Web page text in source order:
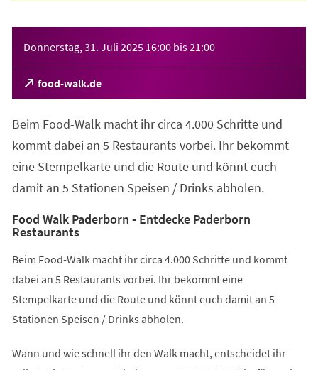
Donnerstag, 31. Juli 2025 16:00 bis21:00
food-walk.de
(Öffnet
in
neuen
Beim Food-Walk macht ihr circa 4.000 Schritte und
kommt dabei an 5 Restaurants vorbei. Ihr bekommt
eine Stempelkarte und die Route und könnt euch
damit an 5 Stationen Speisen / Drinks abholen.
Food Walk Paderborn - Entdecke Paderborn
Restaurants
Beim Food-Walk macht ihr circa 4.000 Schritte und kommt
dabei an 5 Restaurants vorbei. Ihr bekommt eine
Stempelkarte und die Route und könnt euch damit an 5
Stationen Speisen / Drinks abholen.
Wann und wie schnell ihr den Walk macht, entscheidet ihr